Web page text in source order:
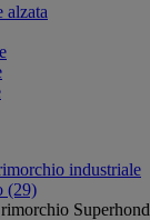
alzata
industriale
(29)
Superhond